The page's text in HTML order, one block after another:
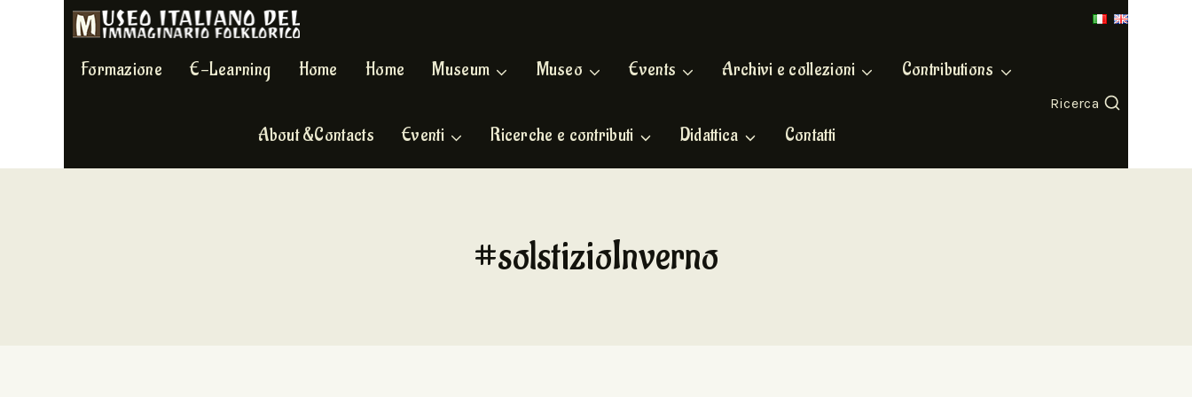
Formazione E-Learning Home Home Museum Museo Events Archivi e collezioni Contributions
About &Contacts Eventi Ricerche e contributi Didattica Contatti
Ricerca
#solstizioInverno